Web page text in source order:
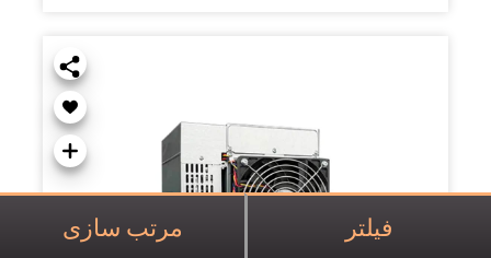
فیلتر مرتب سازی